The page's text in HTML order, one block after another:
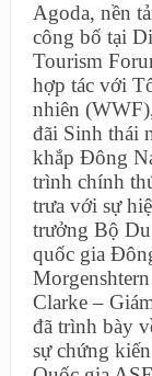
Agoda, nền
công bố tại
Tourism
hợp tác với
nhiên
đãi Sinh thái
khắp Đông
trình chính
trưa với sự
trưởng Bộ
quốc gia
Clarke –
đã trình bày
sự chứng